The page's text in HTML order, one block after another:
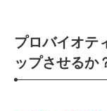
プロバイオテ
ップさせるか